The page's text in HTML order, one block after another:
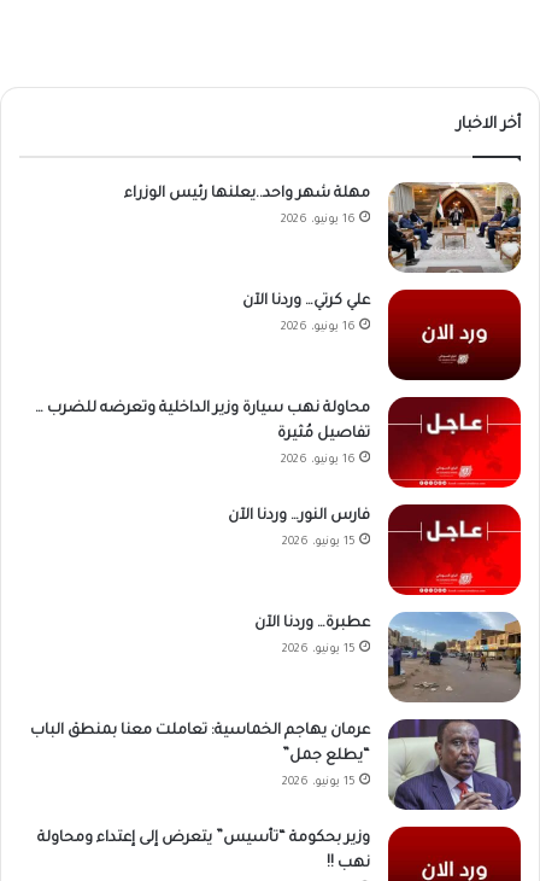
أخر الاخبار
مهلة شهر واحد..يعلنها رئيس الوزراء
16 يونيو، 2026
علي كرتي… وردنا الآن
16 يونيو، 2026
محاولة نهب سيارة وزير الداخلية وتعرضه للضرب …
تفاصيل مُثيرة
16 يونيو، 2026
فارس النور… وردنا الآن
15 يونيو، 2026
عطبرة… وردنا الآن
15 يونيو، 2026
عرمان يهاجم الخماسية: تعاملت معنا بمنطق الباب
“يطلع جمل”
15 يونيو، 2026
وزير بحكومة “تأسيس” يتعرض إلى إعتداء ومحاولة
نهب !!